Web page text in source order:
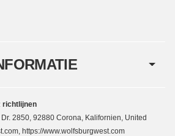
richtlijnen
2850, 92880 Corona, Kalifornien, United
https://www.wolfsburgwest.com